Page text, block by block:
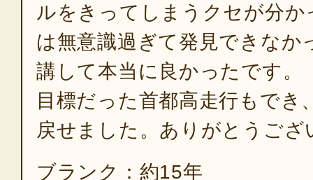
ルをきってしまうクセが分か
は無意識過ぎて発見できなか
講して本当に良かったです。
目標だった首都高走行もでき
戻せました。ありがとうござ
ブランク：約15年